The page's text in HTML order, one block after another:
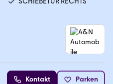
Kontakt Parken